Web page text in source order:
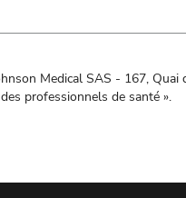
Medical SAS - 167,
professionnels de santé ».